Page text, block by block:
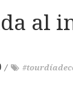
al
/